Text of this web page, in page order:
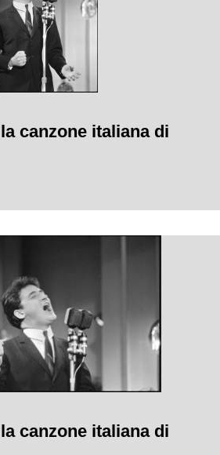
canzone italiana di
canzone italiana di